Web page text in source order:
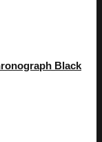
Black